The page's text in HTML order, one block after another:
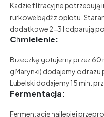
Kadzie filtracyjne potrzebują
rurkowe bądź z oplotu.
dodatkowe 2-3 l odparują
Chmielenie:
Brzeczkę gotujemy przez 60
g Marynki) dodajemy od
Lubelski dodajemy 15 min.
Fermentacja:
Fermentację najlepiej